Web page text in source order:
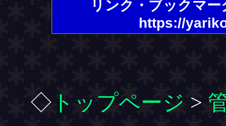
リンク・ブックマ
https://
◇トップページ>